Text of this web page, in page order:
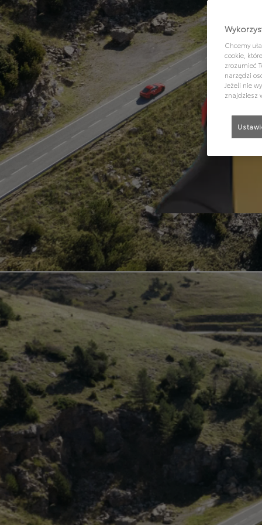
Chcemy
cookie,
zrozumieć
narzędzi
Jeżeli nie
znajdziesz